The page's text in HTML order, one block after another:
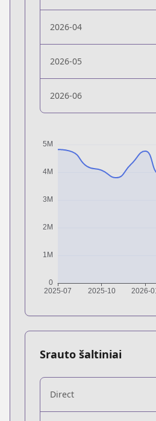
2026-04
2026-05
2026-06
Srauto šaltiniai
Direct